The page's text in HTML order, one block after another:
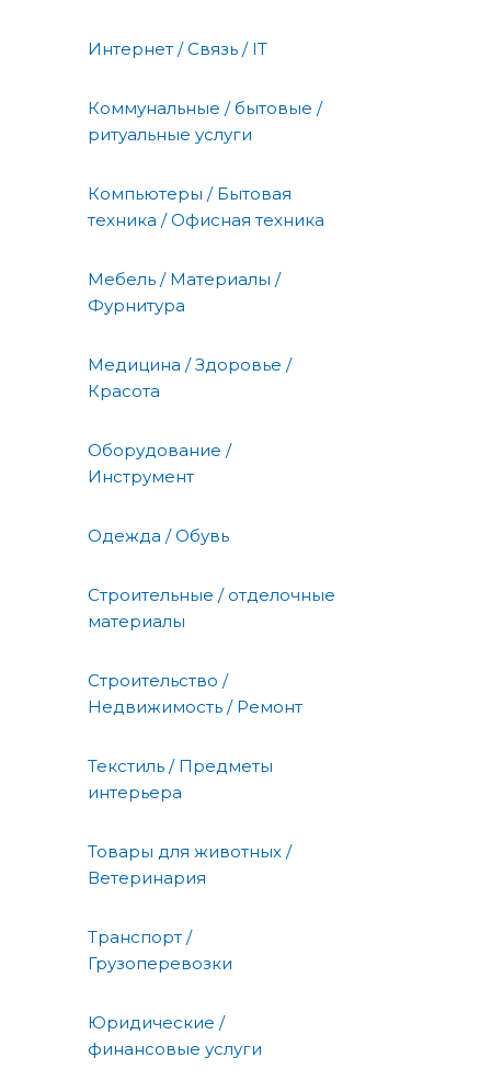
Интернет / Связь / IT
Коммунальные / бытовые /
ритуальные услуги
Компьютеры / Бытовая
техника / Офисная техника
Мебель / Материалы /
Фурнитура
Медицина / Здоровье /
Красота
Оборудование /
Инструмент
Одежда / Обувь
Строительные / отделочные
материалы
Строительство /
Недвижимость / Ремонт
Текстиль / Предметы
интерьера
Товары для животных /
Ветеринария
Транспорт /
Грузоперевозки
Юридические /
финансовые услуги